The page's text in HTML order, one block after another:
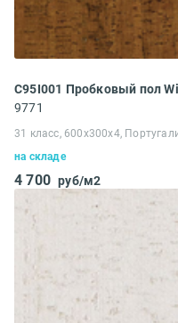
C95I001 Пробковый пол
9771
31 класс, 600x300x4,
на складе
4 700 руб/м2